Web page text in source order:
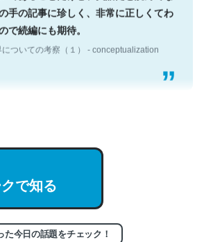
手の記事に珍しく、非常に正しくてわ
で続編にも期待。
についての考察（１） - conceptualization
いので貴重な良記事。/続編来た
entry/2023/03/27
についての考察（１） - conceptualization
で知る
た今日の話題をチェック！